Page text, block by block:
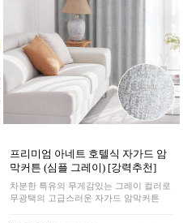
프리미엄 아네트 호텔식 자가드 암
막커튼 (심플 그레이) [강력추천]
차분한 특유의 무게감있는 그레이 컬러로
무광택의 고급스러운 자가드 암막커튼